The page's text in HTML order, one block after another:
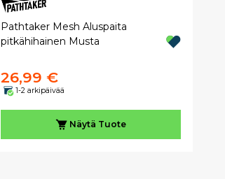
Pathtaker Mesh Aluspaita
pitkähihainen Musta
26,99 €
1-2 arkipäivää
Näytä Tuote